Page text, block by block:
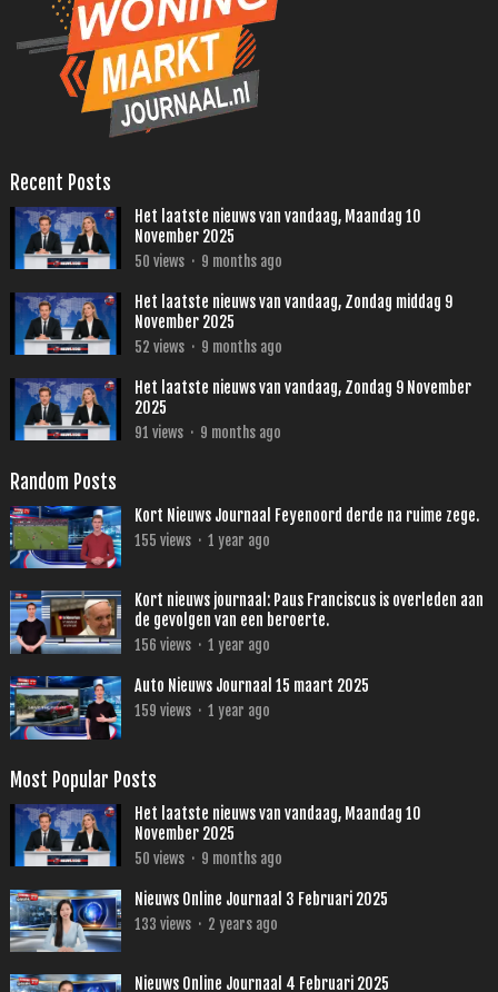
Recent Posts
Het laatste nieuws van vandaag, Maandag 10
November 2025
50 views · 9 months ago
Het laatste nieuws van vandaag, Zondag middag 9
November 2025
52 views · 9 months ago
Het laatste nieuws van vandaag, Zondag 9 November
2025
91 views · 9 months ago
Random Posts
Kort Nieuws Journaal Feyenoord derde na ruime zege.
155 views · 1 year ago
Kort nieuws journaal: Paus Franciscus is overleden aan
de gevolgen van een beroerte.
156 views · 1 year ago
Auto Nieuws Journaal 15 maart 2025
159 views · 1 year ago
Most Popular Posts
Het laatste nieuws van vandaag, Maandag 10
November 2025
50 views · 9 months ago
Nieuws Online Journaal 3 Februari 2025
133 views · 2 years ago
Nieuws Online Journaal 4 Februari 2025